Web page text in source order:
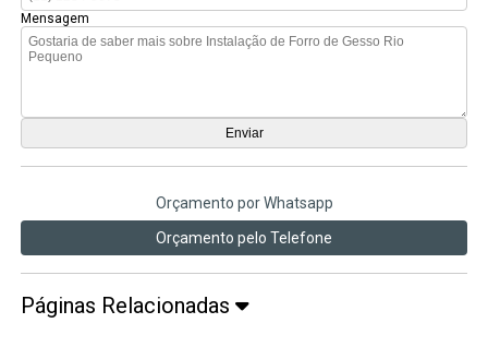
Mensagem
Orçamento por Whatsapp
Orçamento pelo Telefone
Páginas Relacionadas